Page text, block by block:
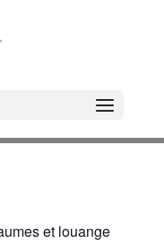
et louange